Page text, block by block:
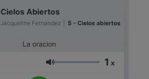
Cielos Abiertos
Jacqueline Fernández 5 - Cielos abiertos
La oracion
Volumen 1 x